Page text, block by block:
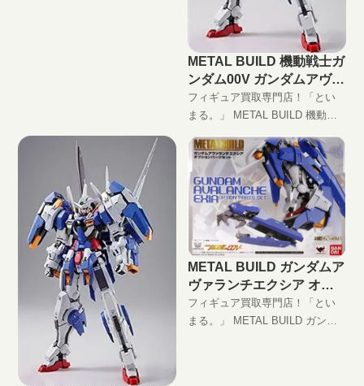
METAL BUILD 機動戦士ガ
ンダム00V ガンダムアヴァ
ランチエクシア (ウェポン
プラスパック)の買取価格
フィギュア買取専門店！「とい
まる。」 METAL BUILD 機動戦
ランチエクシア (ウェポンプラス
パック)高価買取します！ 完全無
料の宅配買取でフィギュアをお
買い取りします！
METAL BUILD ガンダムア
ヴァランチエクシア オプ
ションパーツセットの買取
価格
フィギュア買取専門店！「とい
まる。」 METAL BUILD ガンダ